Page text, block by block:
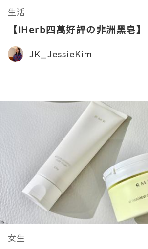
生活
【iHerb四萬好評の非洲黑皂】
JK_JessieKim
女生